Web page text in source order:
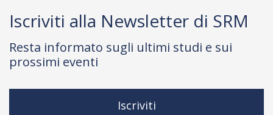
Iscriviti alla Newsletter di SRM
Resta informato sugli ultimi studi e sui
prossimi eventi
Iscriviti